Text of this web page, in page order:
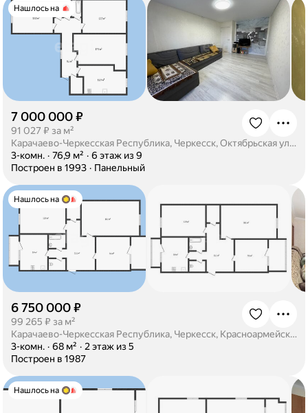
Нашлось на
7 000 000 ₽
91 027 ₽ за м²
Карачаево-Черкесская Республика, Черкесск, Октябрьская улица, 311
3-комн. · 76,9 м² · 6 этаж из 9
Построен в 1993 · Панельный
Нашлось на
6 750 000 ₽
99 265 ₽ за м²
Карачаево-Черкесская Республика, Черкесск, Красноармейская улица, 67
3-комн. · 68 м² · 2 этаж из 5
Построен в 1987
Нашлось на